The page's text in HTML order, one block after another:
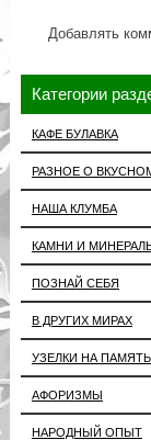
Добавлять
Категории
КАФЕ БУЛАВКА
РАЗНОЕ О
НАША КЛУМБА
КАМНИ И
ПОЗНАЙ СЕБЯ
В ДРУГИХ МИРАХ
УЗЕЛКИ НА ПАМЯТЬ
АФОРИЗМЫ
НАРОДНЫЙ ОПЫТ